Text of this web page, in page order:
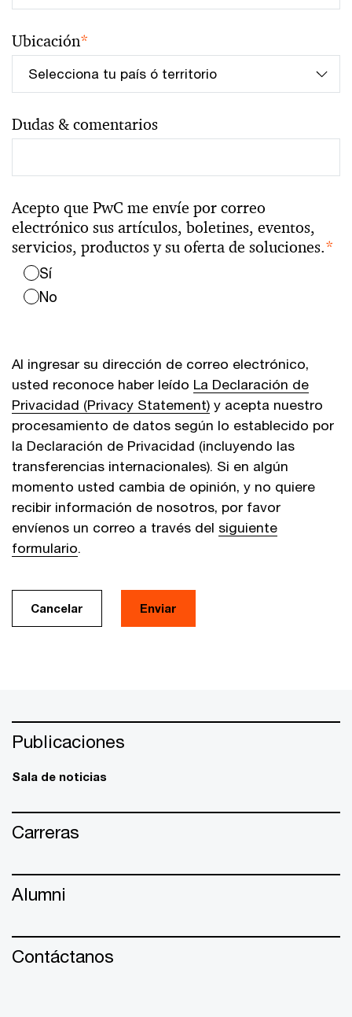
Ubicación*
Dudas & comentarios
Acepto que PwC me envíe por correo
electrónico sus artículos, boletines, eventos,
servicios, productos y su oferta de soluciones.*
Sí
No
Al ingresar su dirección de correo electrónico,
usted reconoce haber leído La Declaración de
Privacidad (Privacy Statement) y acepta nuestro
procesamiento de datos según lo establecido por
la Declaración de Privacidad (incluyendo las
transferencias internacionales). Si en algún
momento usted cambia de opinión, y no quiere
recibir información de nosotros, por favor
envíenos un correo a través del siguiente
formulario.
Cancelar Enviar
Publicaciones
Sala de noticias
Carreras
Alumni
Contáctanos